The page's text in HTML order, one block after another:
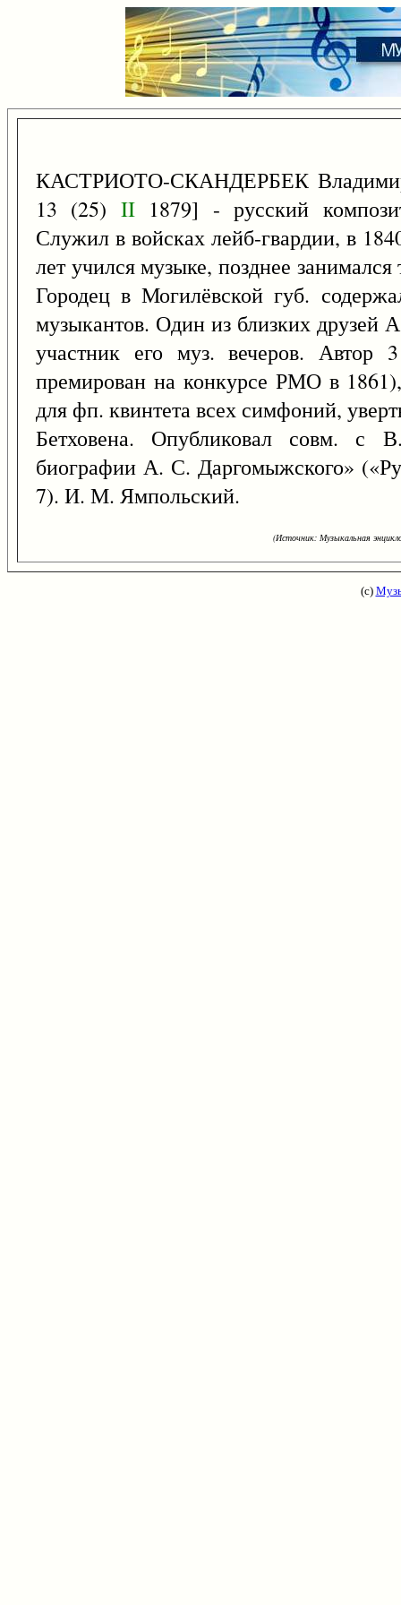
КАСТРИОТО-СКАНДЕРБЕК Владимир
13 (25) II1879] - русский
Служил в войсках лейб-гвардии, в
лет учился музыке, позднее
Городец в Могилёвской губ.
музыкантов. Один из близких
участник его муз. вечеров. Автор
премирован на конкурсе РМО в
для фп. квинтета всех симфоний,
Бетховена. Опубликовал совм.
биографии А. С. Даргомыжского»
7). И. М. Ямпольский.
(Источник: Музыкальная
(с)